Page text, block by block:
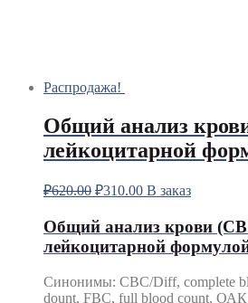
Распродажа!
Общий анализ
лейкоцитарной
₽620.00 ₽310.00 В заказ
Общий анализ крови
лейкоцитарной
Синонимы: CBC/Diff, complete
dount, FBC, full blood count, ОАК